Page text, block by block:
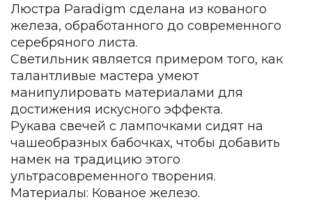
По типу
Для кухни
Предметы интерьера
Зеркала
Вентиляторы
Ковры
Зеленые стены
Дизайнерские кальяны
Подбор, производство и комплектация по вашему
Сантехника и инженерия
Дизайнерские ванны
Люстра Paradigm сделана из кованого
железа, обработанного до современного
серебряного листа.
Светильник является примером того, как
талантливые мастера умеют
манипулировать материалами для
достижения искусного эффекта.
Рукава свечей с лампочками сидят на
чашеобразных бабочках, чтобы добавить
намек на традицию этого
ультрасовременного творения.
Материалы: Кованое железо.